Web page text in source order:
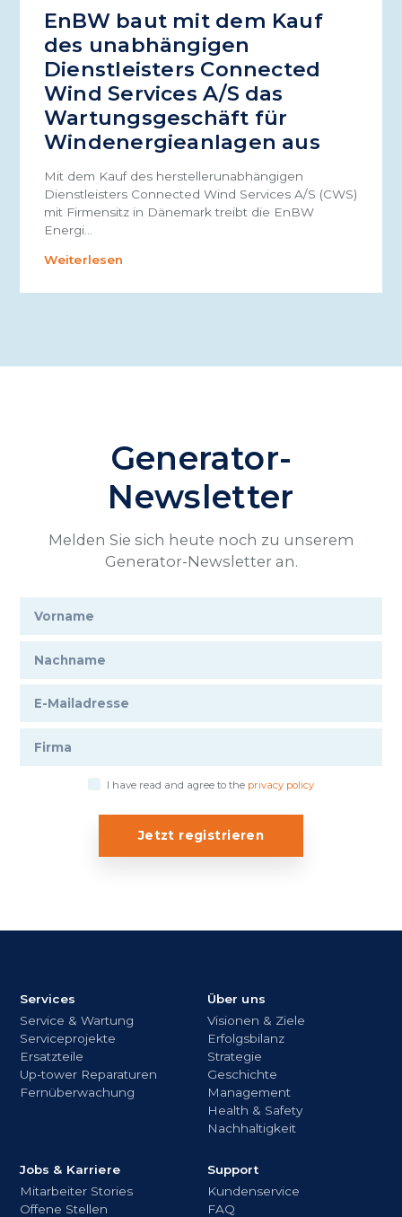
EnBW baut mit dem Kauf
des unabhängigen
Dienstleisters Connected
Wind Services A/S das
Wartungsgeschäft für
Windenergieanlagen aus
Mit dem Kauf des herstellerunabhängigen
Dienstleisters Connected Wind Services A/S (CWS)
mit Firmensitz in Dänemark treibt die EnBW
Energi…
Weiterlesen
Generator-
Newsletter
Melden Sie sich heute noch zu unserem
Generator-Newsletter an.
I have read and agree to the privacy policy
Jetzt registrieren
Services
Service & Wartung
Serviceprojekte
Ersatzteile
Up-tower Reparaturen
Fernüberwachung
Über uns
Visionen & Ziele
Erfolgsbilanz
Strategie
Geschichte
Management
Health & Safety
Nachhaltigkeit
Jobs & Karriere
Mitarbeiter Stories
Offene Stellen
Support
Kundenservice
FAQ